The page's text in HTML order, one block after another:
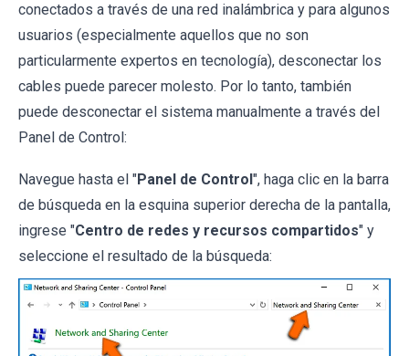
conectados a través de una red inalámbrica y para algunos
usuarios (especialmente aquellos que no son
particularmente expertos en tecnología), desconectar los
cables puede parecer molesto. Por lo tanto, también
puede desconectar el sistema manualmente a través del
Panel de Control:
Navegue hasta el "Panel de Control ", haga clic en la barra
de búsqueda en la esquina superior derecha de la pantalla,
ingrese "Centro de redes y recursos compartidos" y
seleccione el resultado de la búsqueda: